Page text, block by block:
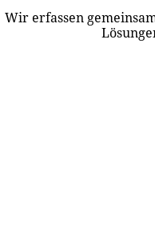
Wir erfassen